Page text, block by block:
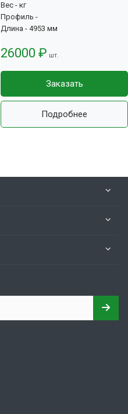
Вес - кг
Профиль -
Длина - 4953 мм
26000 ₽ шт.
Заказать
Подробнее